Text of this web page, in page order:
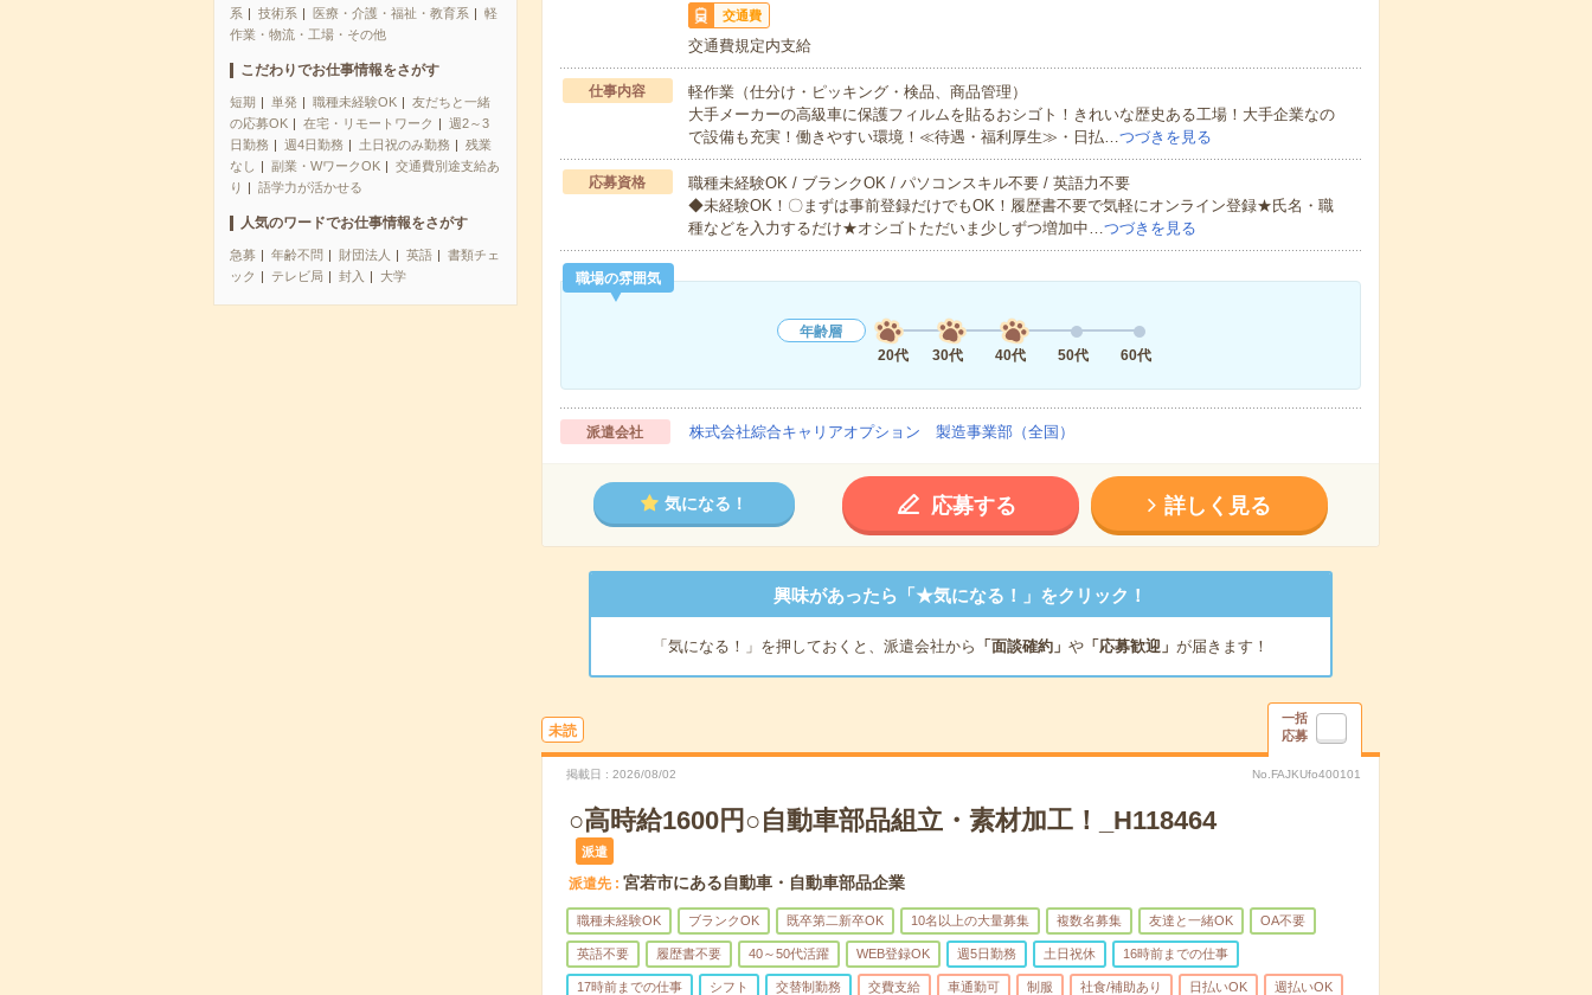
系
技術系 医療・介護・福祉・教育系
軽
作業・物流・工場・その他
こだわりでお仕事情報をさがす
短期 単発 職種未経験OK
友だちと一緒
の応募OK
在宅・リモートワーク
週2～3
日勤務
週4日勤務 土日祝のみ勤務
残業
なし
副業・WワークOK
交通費別途支給あ
り
語学力が活かせる
人気のワードでお仕事情報をさがす
急募 年齢不問 財団法人 英語
書類チェ
ック
テレビ局 封入 大学
交通費
交通費規定内支給
仕事内容
軽作業（仕分け・ピッキング・検品、商品管理）
大手メーカーの高級車に保護フィルムを貼るおシゴト！きれいな歴史ある工場！大手企業なの
で設備も充実！働きやすい環境！≪待遇・福利厚生≫・日払…つづきを見る
応募資格
職種未経験OK / ブランクOK / パソコンスキル不要 / 英語力不要
◆未経験OK！〇まずは事前登録だけでもOK！履歴書不要で気軽にオンライン登録★氏名・職
種などを入力するだけ★オシゴトただいま少しずつ増加中…つづきを見る
職場の雰囲気
年齢層
20代
30代 40代 50代 60代
派遣会社 株式会社綜合キャリアオプション 製造事業部（全国）
気になる！ 応募する 詳しく見る
興味があったら「★気になる！」をクリック！
「気になる！」を押しておくと、派遣会社から 「面談確約」 や「応募歓迎」 が届きます！
未読
一括
応募
掲載日 2026/08/02 No.FAJKUfo400101
○高時給1600円○自動車部品組立・素材加工！_H118464
派遣
派遣先 宮若市にある自動車・自動車部品企業
職種未経験OK ブランクOK 既卒第二新卒OK 10名以上の大量募集 複数名募集 友達と一緒OK OA不要
英語不要 履歴書不要 40～50代活躍 WEB登録OK 週5日勤務 土日祝休 16時前までの仕事
17時前までの仕事 シフト 交替制勤務 交費支給 車通勤可 制服 社食/補助あり 日払いOK 週払いOK